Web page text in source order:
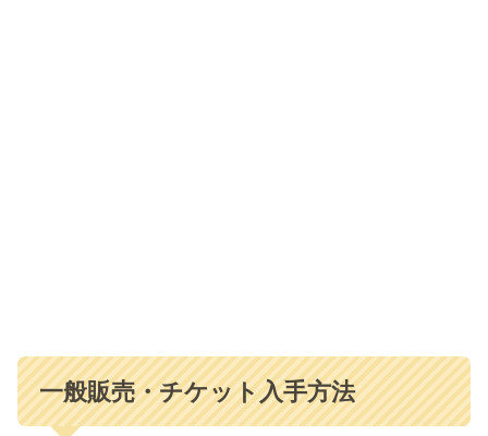
一般販売・チケット入手方法